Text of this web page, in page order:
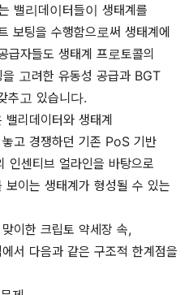
밸리데이터들이 생태계를
보팅을 수행함으로써 생태계에
급자들도 생태계 프로토콜의
고려한 유동성 공급과 BGT
추고 있습니다.
밸리데이터와 생태계
고 경쟁하던 기존 PoS 기반
인센티브 얼라인을 바탕으로
이는 생태계가 형성될 수 있는
이한 크립토 약세장 속,
서 다음과 같은 구조적 한계점을